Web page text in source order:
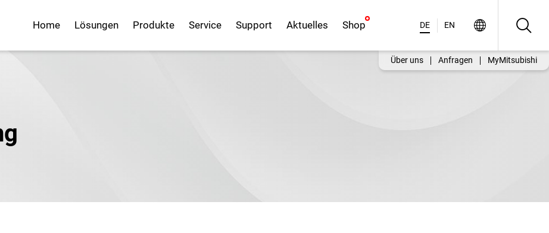
Home Lösungen Produkte Service Support Aktuelles Shop DE EN
Über uns Anfragen MyMitsubishi